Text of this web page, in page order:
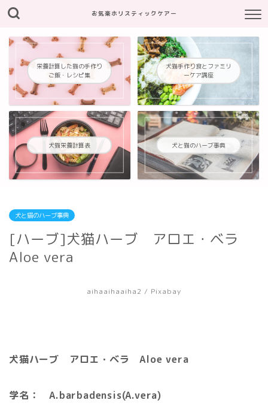
お気楽ホリスティックケアー
栄養計算した猫の手作り
ご飯・レシピ集
犬猫手作り食とファミリ
ーケア講座
犬猫栄養計算表 犬と猫のハーブ事典
犬と猫のハーブ事典
[ハーブ]犬猫ハーブ アロエ・ベラ
Aloe vera
aihaaihaaiha2 / Pixabay
犬猫ハーブ アロエ・ベラ Aloe vera
学名：A.barbadensis(A.vera)